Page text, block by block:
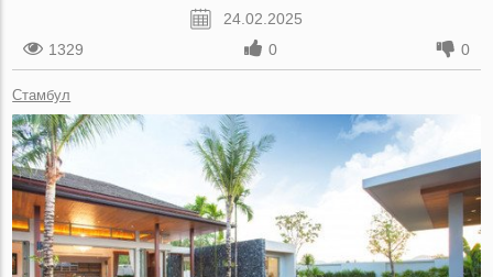
24.02.2025
1329
0 0
Стамбул